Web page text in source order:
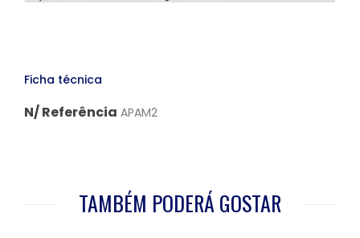
Ficha técnica
N/ Referência APAM2
TAMBÉM PODERÁ GOSTAR